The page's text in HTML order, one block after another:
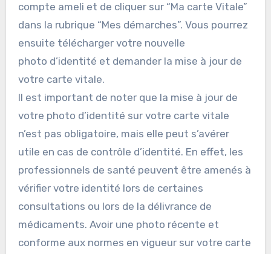
compte ameli et de cliquer sur “Ma carte Vitale”
dans la rubrique “Mes démarches”. Vous pourrez
ensuite télécharger votre nouvelle
photo d’identité et demander la mise à jour de
votre carte vitale.
Il est important de noter que la mise à jour de
votre photo d’identité sur votre carte vitale
n’est pas obligatoire, mais elle peut s’avérer
utile en cas de contrôle d’identité. En effet, les
professionnels de santé peuvent être amenés à
vérifier votre identité lors de certaines
consultations ou lors de la délivrance de
médicaments. Avoir une photo récente et
conforme aux normes en vigueur sur votre carte